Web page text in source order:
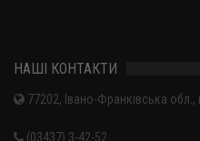
НАШІ КОНТАКТИ
77202, Івано-Франківська
(03437) 3-42-52